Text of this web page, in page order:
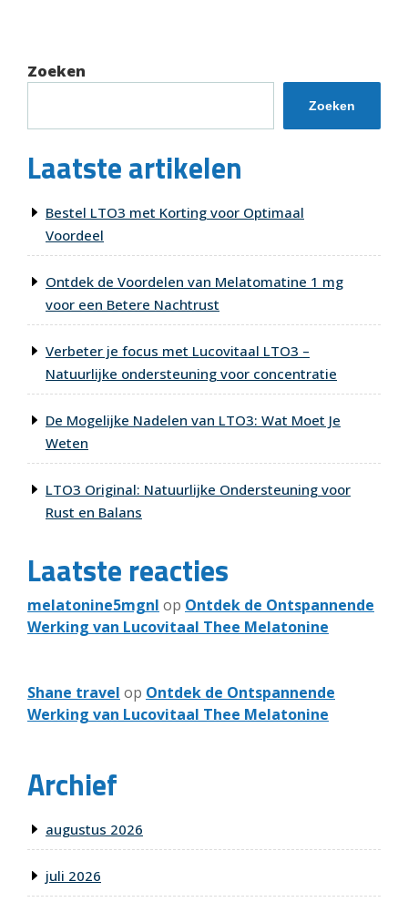
Zoeken
Zoeken
Laatste artikelen
Bestel LTO3 met Korting voor Optimaal
Voordeel
Ontdek de Voordelen van Melatomatine 1 mg
voor een Betere Nachtrust
Verbeter je focus met Lucovitaal LTO3 –
Natuurlijke ondersteuning voor concentratie
De Mogelijke Nadelen van LTO3: Wat Moet Je
Weten
LTO3 Original: Natuurlijke Ondersteuning voor
Rust en Balans
Laatste reacties
melatonine5mgnl op Ontdek de Ontspannende
Werking van Lucovitaal Thee Melatonine
Shane travel op Ontdek de Ontspannende
Werking van Lucovitaal Thee Melatonine
Archief
augustus 2026
juli 2026